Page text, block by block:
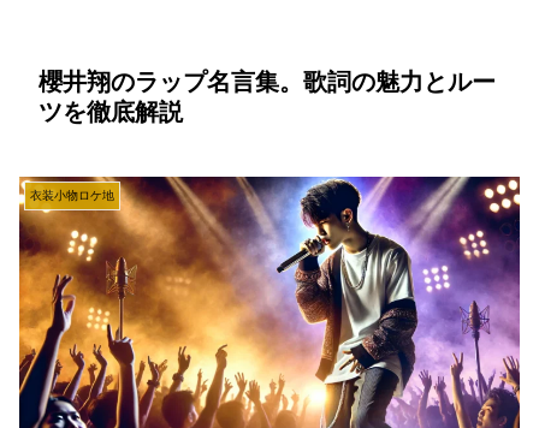
櫻井翔のラップ名言集。歌詞の魅力とルー
ツを徹底解説
衣装小物ロケ地